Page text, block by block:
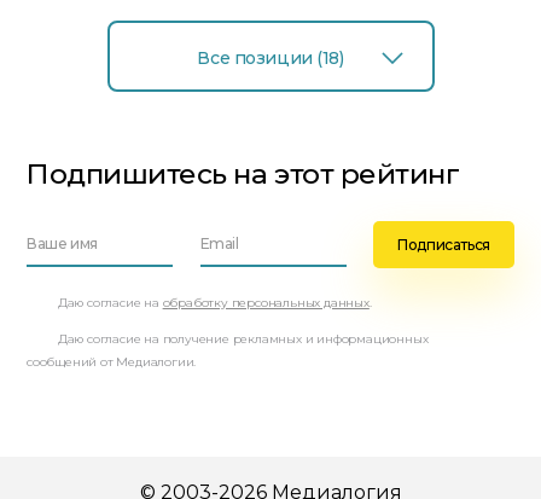
Все позиции (18)
Подпишитесь на этот рейтинг
Даю согласие на обработку персональных данных.
Даю согласие на получение рекламных и информационных
сообщений от Медиалогии.
© 2003-2026 Медиалогия